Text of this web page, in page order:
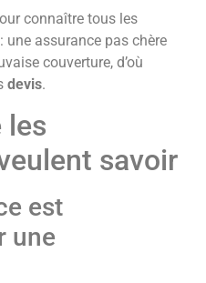
connaître tous les
une assurance pas chère
couverture, d’où
devis.
les
savoir
est
une